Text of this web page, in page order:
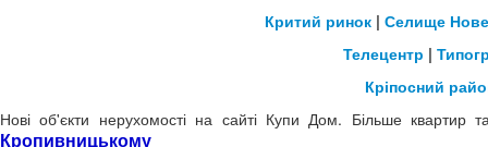
Критий ринок| Селище Нове
Телецентр |
Кріпосний
Нові об'єкти нерухомості на сайті Купи Дом. Більше
Кропивницькому